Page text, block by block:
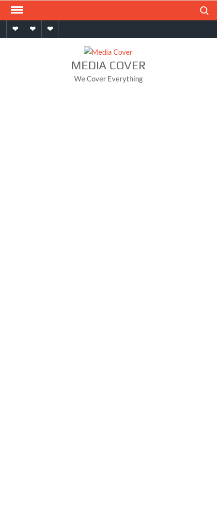
Skip
contentHomeAboutContact
MEDIA COVER
We Cover Everything